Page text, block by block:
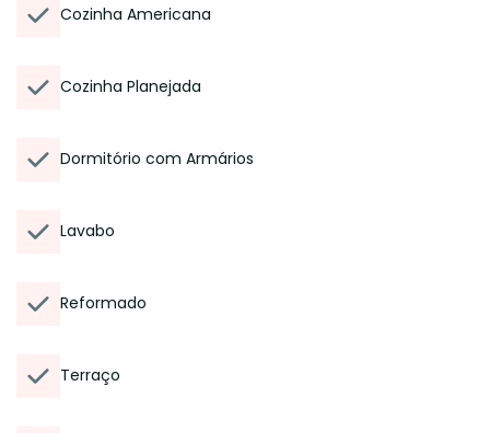
Cozinha Americana
Cozinha Planejada
Dormitório com Armários
Lavabo
Reformado
Terraço